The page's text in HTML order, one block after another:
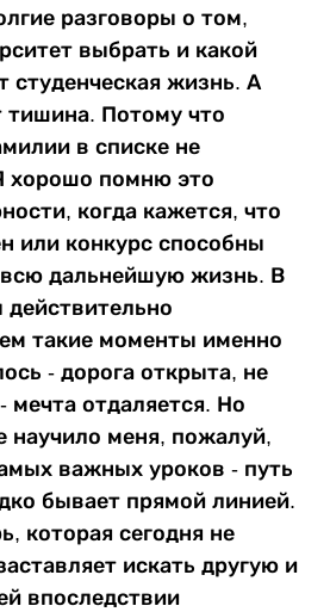
разговоры о том,
выбрать и какой
студенческая жизнь. А
тишина. Потому что
в списке не
хорошо помню это
когда кажется, что
или конкурс способны
дальнейшую жизнь. В
действительно
такие моменты именно
- дорога открыта, не
мечта отдаляется. Но
научило меня, пожалуй,
важных уроков - путь
бывает прямой линией.
которая сегодня не
искать другую и
впоследствии